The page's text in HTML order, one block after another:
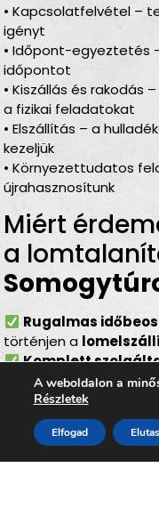
• Kapcsolatfelvétel –
igényt
• Időpont-egyeztetés
időpontot
• Kiszállás és rakodás
a fizikai feladatokat
• Elszállítás – a
kezeljük
• Környezettudatos
újrahasznosítunk
Miért
a
Rugalmas
történjen a
Komplett
elszámolás egyben
Bírságmentes
kihelyezni a lomokat
Környezetbarát
hulladékkezelés
A weboldalon a
Részletek
Elfogad